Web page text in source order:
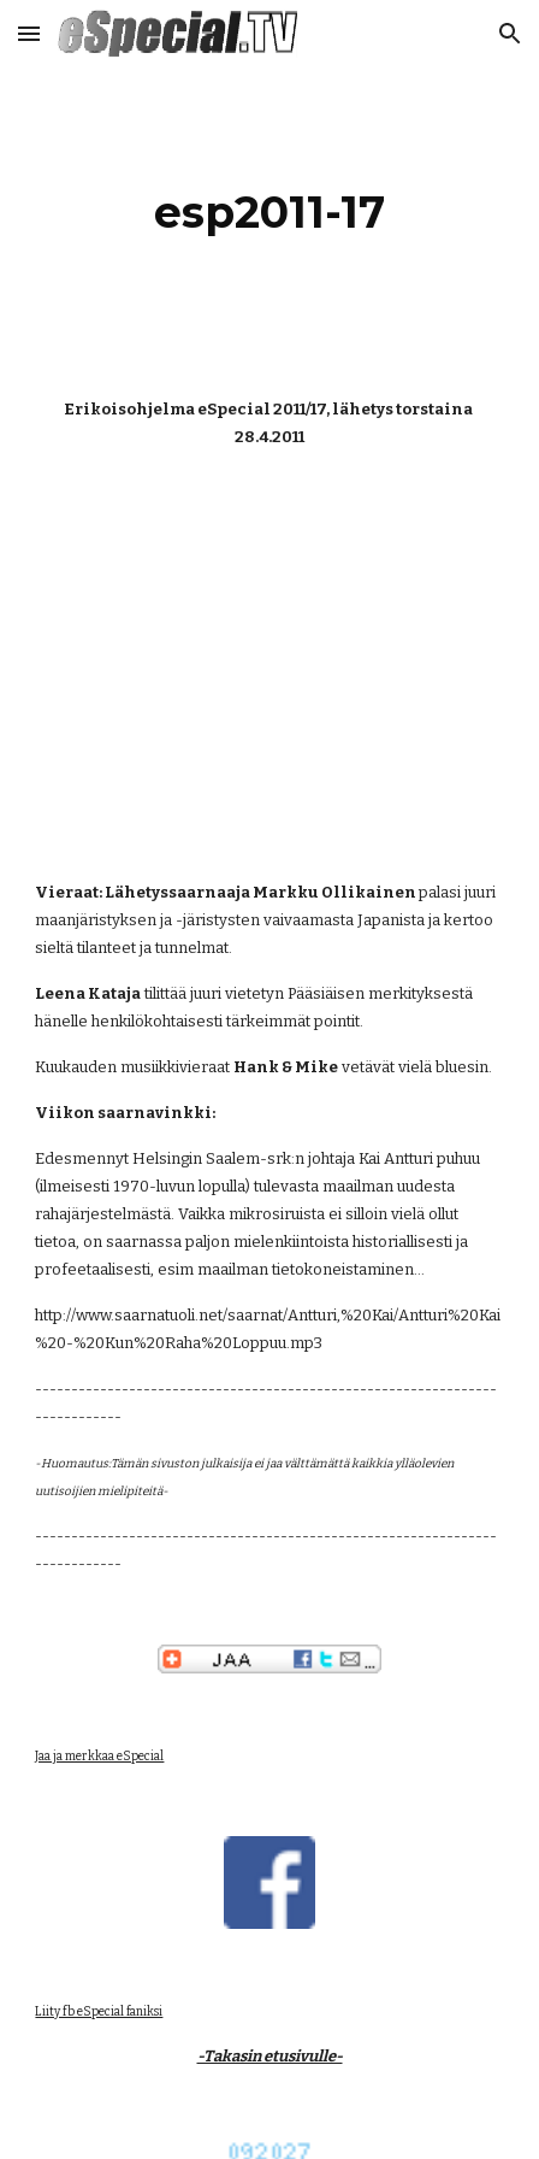
Skip to main content Skip to navigation
esp2011-17
Erikoisohjelma eSpecial 2011/17, lähetys torstaina
28.4.2011
Vieraat: Lähetyssaarnaaja Markku Ollikainen palasi juuri
maanjäristyksen ja -järistysten vaivaamasta Japanista ja kertoo
sieltä tilanteet ja tunnelmat.
Leena Kataja tilittää juuri vietetyn Pääsiäisen merkityksestä
hänelle henkilökohtaisesti tärkeimmät pointit.
Kuukauden musiikkivieraat Hank & Mike vetävät vielä bluesin.
Viikon saarnavinkki:
Edesmennyt Helsingin Saalem-srk:n johtaja Kai Antturi puhuu
(ilmeisesti 1970-luvun lopulla) tulevasta maailman uudesta
rahajärjestelmästä. Vaikka mikrosiruista ei silloin vielä ollut
tietoa, on saarnassa paljon mielenkiintoista historiallisesti ja
profeetaalisesti, esim maailman tietokoneistaminen...
http://www.saarnatuoli.net/saarnat/Antturi,%20Kai/Antturi%20Kai
%20-%20Kun%20Raha%20Loppuu.mp3
----------------------------------------------------------------
------------
-Huomautus:Tämän sivuston julkaisija ei jaa välttämättä kaikkia ylläolevien
uutisoijien mielipiteitä-
----------------------------------------------------------------
------------
Jaa ja merkkaa eSpecial
Liity fb eSpecial faniksi
-Takasin etusivulle-